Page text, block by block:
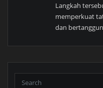
Langkah
memperkuat
dan